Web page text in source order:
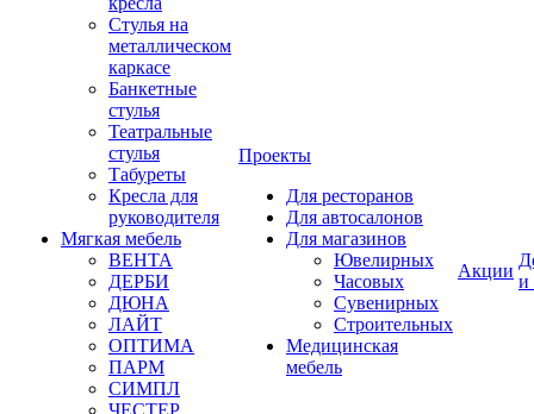
Стулья на
металлическом
каркасе
Банкетные
стулья
Театральные
стулья
Табуреты
Кресла для
руководителя
Мягкая мебель
ВЕНТА
ДЕРБИ
ДЮНА
ЛАЙТ
ОПТИМА
ПАРМ
СИМПЛ
ЧЕСТЕР
Проекты
Для ресторанов
Для автосалонов
Для магазинов
Ювелирных
Часовых
Сувенирных
Строительных
Медицинская
мебель
Акции
и